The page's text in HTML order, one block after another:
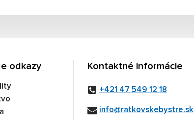
odkazy Kontaktné informácie
+421 47 549 12 18
info@ratkovskebystre.sk